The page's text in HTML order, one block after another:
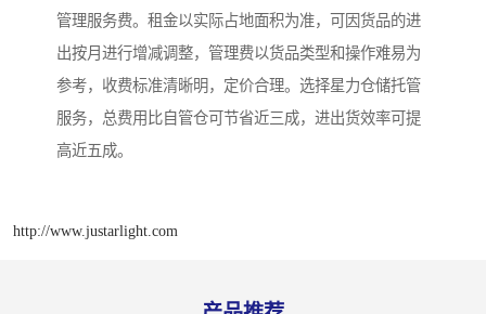
管理服务费。租金以实际占地面积为准，可因货品的进
出按月进行增减调整，管理费以货品类型和操作难易为
参考，收费标准清晰明，定价合理。选择星力仓储托管
服务，总费用比自管仓可节省近三成，进出货效率可提
高近五成。
http://www.justarlight.com